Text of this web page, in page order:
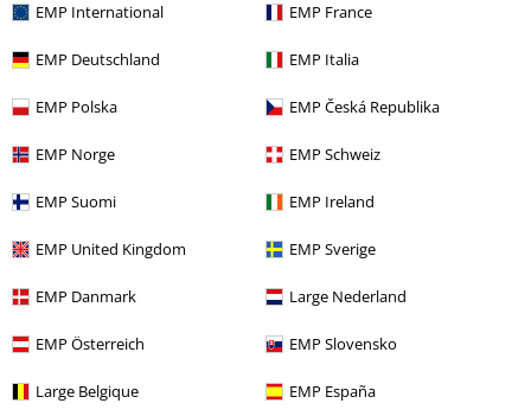
EMP International EMP France
EMP Deutschland EMP Italia
EMP Polska EMP Česká Republika
EMP Norge EMP Schweiz
EMP Suomi EMP Ireland
EMP United Kingdom EMP Sverige
EMP Danmark Large Nederland
EMP Österreich EMP Slovensko
Large Belgique EMP España
Kleding T-shirts en tops
Kleding & accessoires T-shirts
Stijlen Zwarte kleding Zwarte T-shirts
Stijlen Katten
Stijlen Basics Kleding